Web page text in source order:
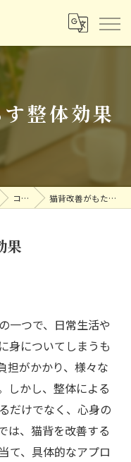
整体効果
コラム 猫背改善がもたらす整体効果
果
一つで、日常生活や
身についてしまうも
担がかかり、様々な
しかし、整体による
だけでなく、心身の
は、猫背を改善する
て、具体的なアプロ